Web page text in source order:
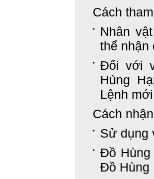
Cách
Nhân
thể nhận
Đối với
Hùng
Lệnh
Cách
Sử dụng
Đồ Hùng
Đồ Hùng